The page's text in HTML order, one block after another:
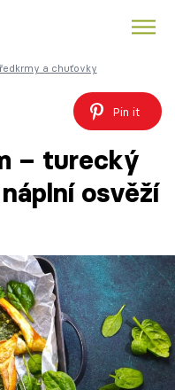
a chuťovky
Pin it
– turecký
osvěží